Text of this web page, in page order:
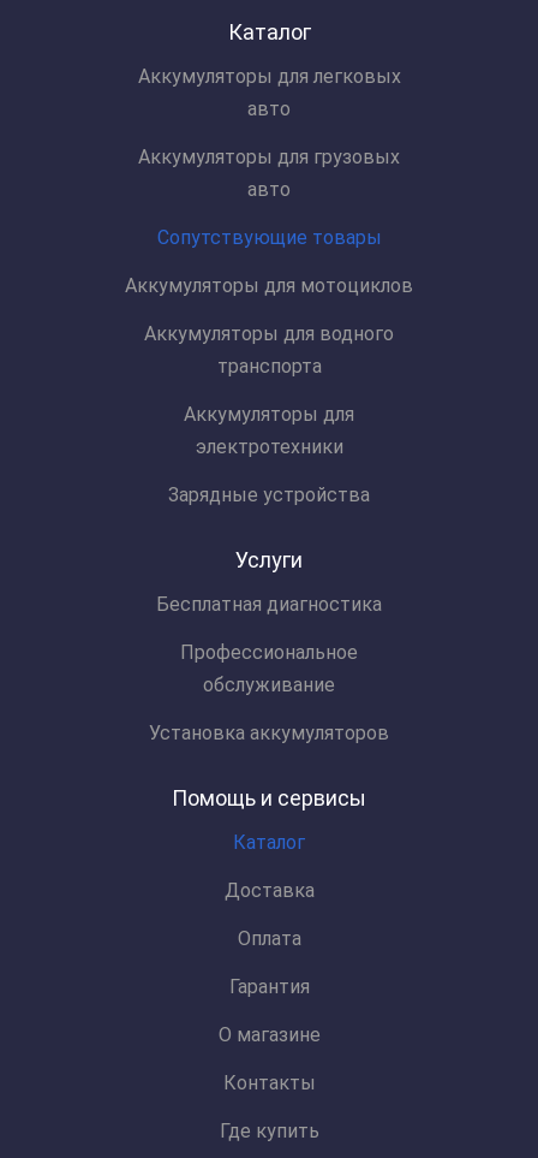
Каталог
Аккумуляторы для легковых
авто
Аккумуляторы для грузовых
авто
Сопутствующие товары
Аккумуляторы для мотоциклов
Аккумуляторы для водного
транспорта
Аккумуляторы для
электротехники
Зарядные устройства
Услуги
Бесплатная диагностика
Профессиональное
обслуживание
Установка аккумуляторов
Помощь и сервисы
Каталог
Доставка
Оплата
Гарантия
О магазине
Контакты
Где купить